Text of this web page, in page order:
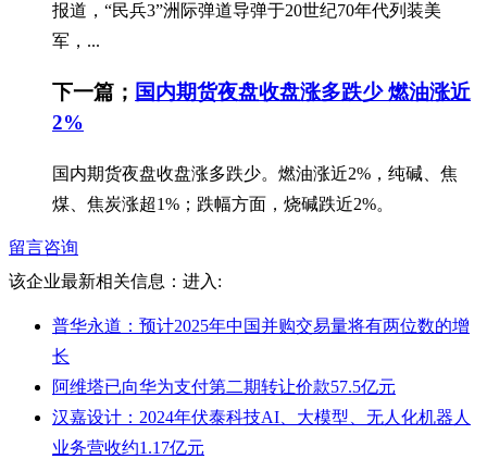
报道，“民兵3”洲际弹道导弹于20世纪70年代列装美
军，...
下一篇； 国内期货夜盘收盘涨多跌少 燃油涨近
2%
国内期货夜盘收盘涨多跌少。燃油涨近2%，纯碱、焦
煤、焦炭涨超1%；跌幅方面，烧碱跌近2%。
留言咨询
该企业最新相关信息： 进入:
普华永道：预计2025年中国并购交易量将有两位数的增
长
阿维塔已向华为支付第二期转让价款57.5亿元
汉嘉设计：2024年伏泰科技AI、大模型、无人化机器人
业务营收约1.17亿元